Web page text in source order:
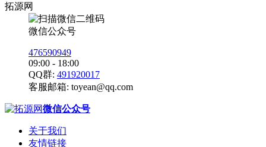
拓源网
微信公众号
476590949
09:00 - 18:00
QQ群: 491920017
客服邮箱: toyean@qq.com
微信公众号
关于我们
友情链接